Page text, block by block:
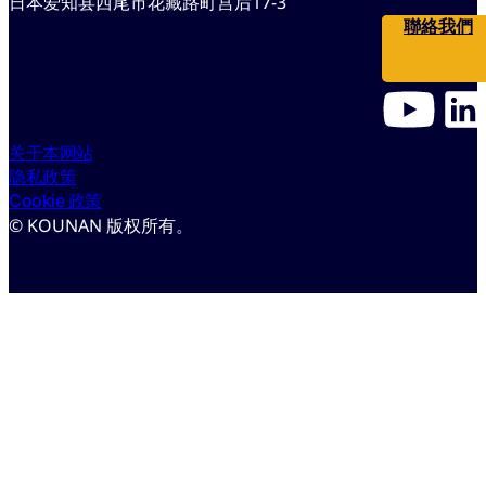
聯絡我們
关于本网站
隐私政策
Cookie 政策
© KOUNAN 版权所有。